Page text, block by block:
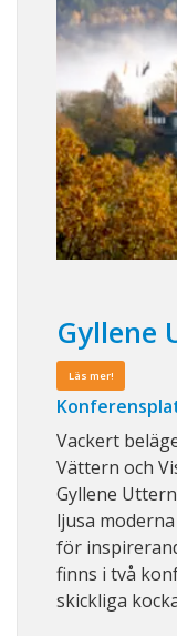
Gyllene
Läs mer!
Vackert
Vättern och
Gyllene
ljusa
för
finns i två
skickliga